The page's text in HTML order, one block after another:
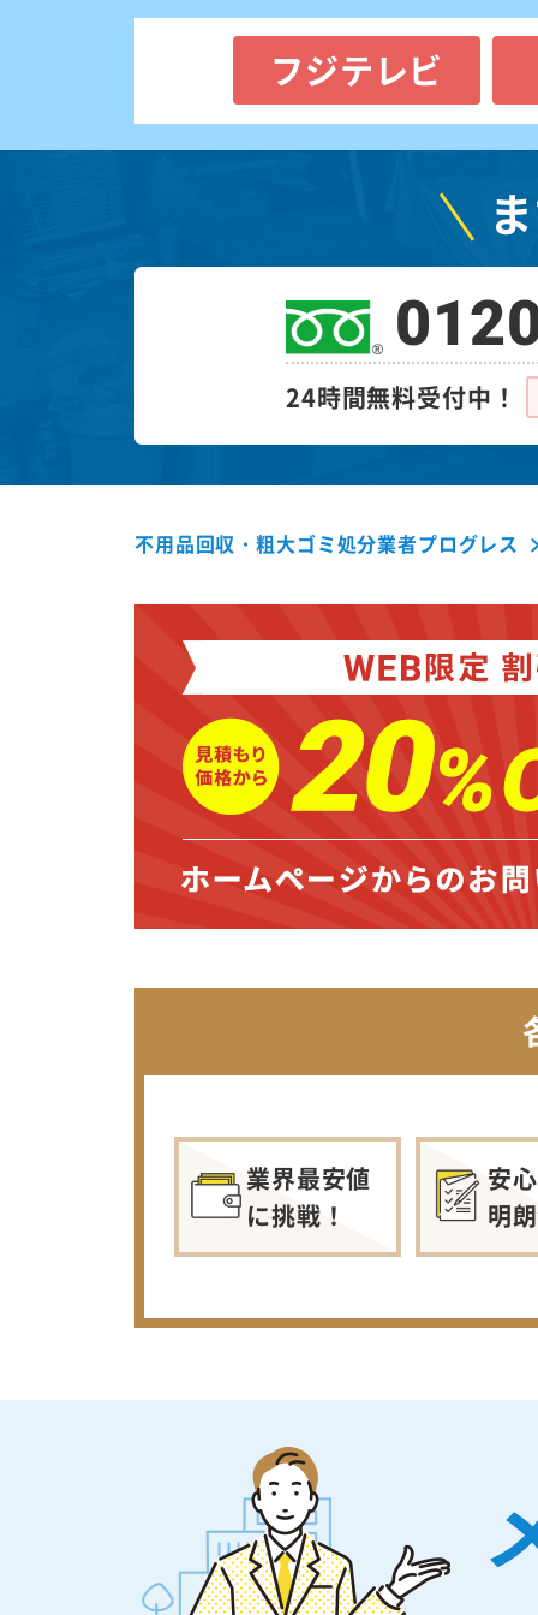
フジテレビ
24時間無料受付中！
不用品回収・粗大ゴミ処分業者プログレス
業界最安値
に挑戦！
安
明